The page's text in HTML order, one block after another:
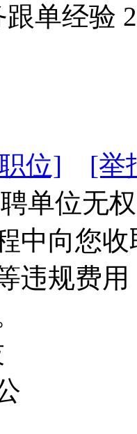
单经验
位]
[举
单位无
中向您
违规费